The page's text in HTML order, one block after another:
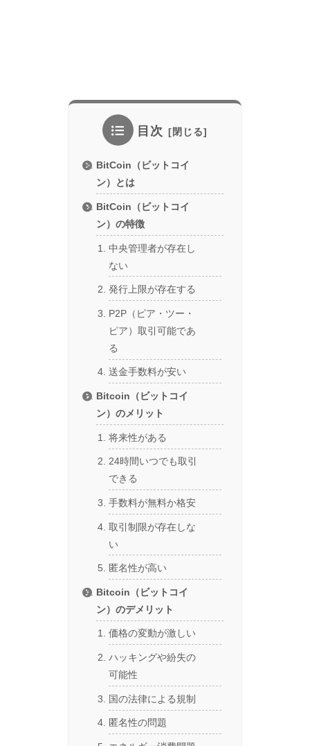
目次
BitCoin（ビットコイ
ン）とは
BitCoin（ビットコイ
ン）の特徴
中央管理者が存在し
ない
発行上限が存在する
P2P（ピア・ツー・
ピア）取引可能であ
る
送金手数料が安い
Bitcoin（ビットコイ
ン）のメリット
将来性がある
24時間いつでも取引
できる
手数料が無料か格安
取引制限が存在しな
い
匿名性が高い
Bitcoin（ビットコイ
ン）のデメリット
価格の変動が激しい
ハッキングや紛失の
可能性
国の法律による規制
匿名性の問題